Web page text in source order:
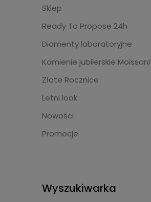
Sklep
Ready To Propose 24h
Diamenty laboratoryjne
Kamienie jubilerskie
Złote Rocznice
Letni look
Nowości
Promocje
Wyszukiwarka